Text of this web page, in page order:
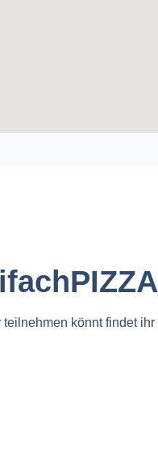
könnt findet ihr